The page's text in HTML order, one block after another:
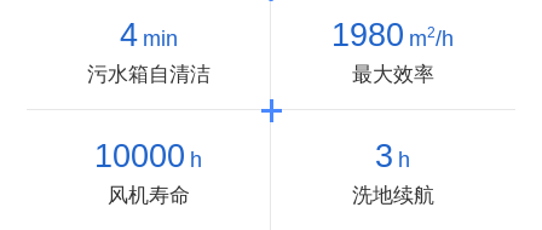
4 min
污水箱自清洁
1980 m2/h
最大效率
10000 h
风机寿命
3 h
洗地续航